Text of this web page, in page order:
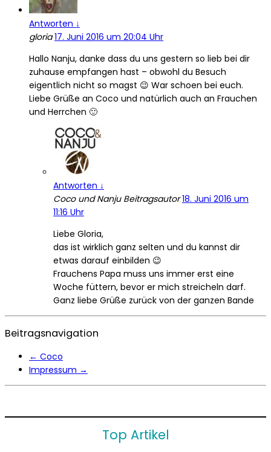
Antworten ↓
gloria17. Juni 2016 um 20:04 Uhr
Hallo Nanju, danke dass du uns gestern so lieb bei dir
zuhause empfangen hast – obwohl du Besuch
eigentlich nicht so magst 😉 War schoen bei euch.
Liebe Grüße an Coco und natürlich auch an Frauchen
und Herrchen 🙂
Antworten ↓
Coco und Nanju Beitragsautor 18. Juni 2016 um
11:16 Uhr
Liebe Gloria,
das ist wirklich ganz selten und du kannst dir
etwas darauf einbilden 😉
Frauchens Papa muss uns immer erst eine
Woche füttern, bevor er mich streicheln darf.
Ganz liebe Grüße zurück von der ganzen Bande
Beitragsnavigation
← Coco
Impressum →
Top Artikel